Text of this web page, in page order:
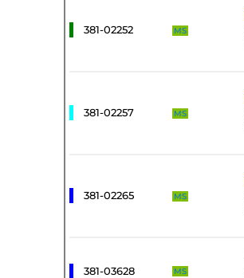
381-02252 MS
381-02257 MS
381-02265 MS
381-03628 MS